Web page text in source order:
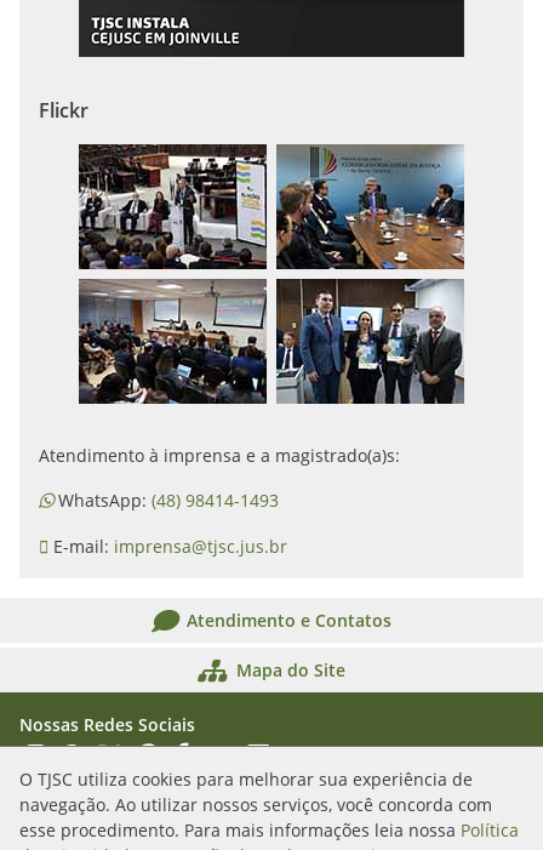
O TJSC utiliza cookies para melhorar sua experiência de
navegação. Ao utilizar nossos serviços, você concorda com
esse procedimento. Para mais informações leia nossa Política
Flickr
Atendimento à imprensa e a magistrado(a)s:
WhatsApp: (48) 98414-1493
E-mail: imprensa@tjsc.jus.br
Atendimento e Contatos
Mapa do Site
Nossas Redes Sociais
Acessar Instagram
Acessar WhatsApp
Acessar XAcessar Threads
Acessar Facebook
Acessar YouTube
Acessar Flickr
Acessar SoundCloud
Rua Álvaro Millen da Silveira, n. 208